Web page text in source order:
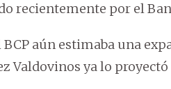
recientemente por el
aún estimaba una
Valdovinos ya lo proyectó